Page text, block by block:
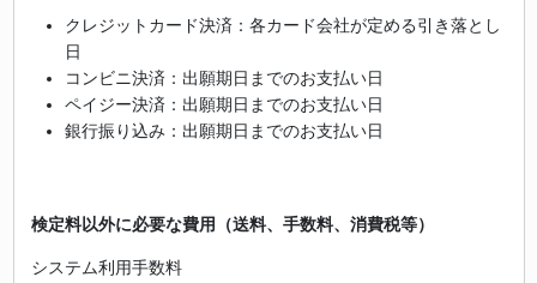
クレジットカード決済：各カード会社が定める引き落とし
日
コンビニ決済：出願期日までのお支払い日
ペイジー決済：出願期日までのお支払い日
銀行振り込み：出願期日までのお支払い日
検定料以外に必要な費用（送料、手数料、消費税等）
システム利用手数料